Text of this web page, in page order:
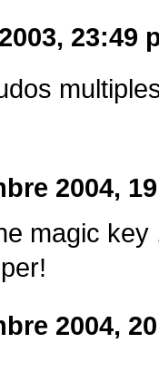
23:49
2004,
magic
2004,